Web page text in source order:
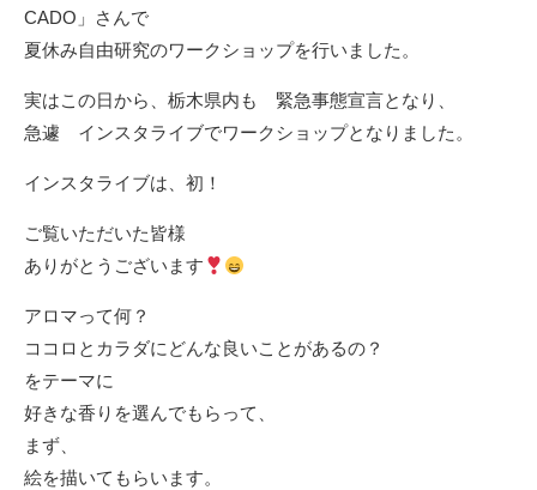
CADO」さんで
夏休み自由研究のワークショップを行いました。
実はこの日から、栃木県内も 緊急事態宣言となり、
急遽 インスタライブでワークショップとなりました。
インスタライブは、初！
ご覧いただいた皆様
ありがとうございます
アロマって何？
ココロとカラダにどんな良いことがあるの？
をテーマに
好きな香りを選んでもらって、
まず、
絵を描いてもらいます。